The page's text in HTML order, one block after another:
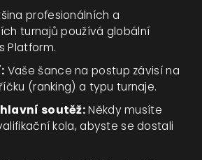
profesionálních a
turnajů používá globální
Platform.
Vaše šance na postup závisí na
(ranking) a typu turnaje.
soutěž:Někdy musíte
kola, abyste se dostali